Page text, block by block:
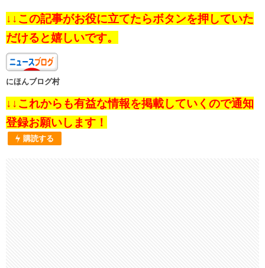
↓↓この記事がお役に立てたらボタンを押していた
だけると嬉しいです。
にほんブログ村
↓↓これからも有益な情報を掲載していくので通知
登録お願いします！
購読する